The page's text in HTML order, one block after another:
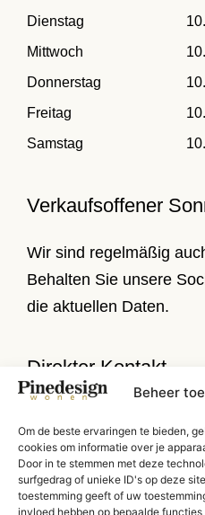
Beheer
Om de beste ervaringen te bieden,
cookies om informatie over je
Door in te stemmen met deze
surfgedrag of unieke ID's op deze
toestemming geeft of uw
invloed hebben op bepaalde
Dienstag
Mittwoch
Donnerstag
Freitag
Samstag
Verkaufsoffener
Wir sind regelmäßig
Behalten Sie unsere
die aktuellen Daten.
Direkter Kontakt
9471 PL Zuidlaren
T050 314 52 79
Einfo@pinedesign.nl